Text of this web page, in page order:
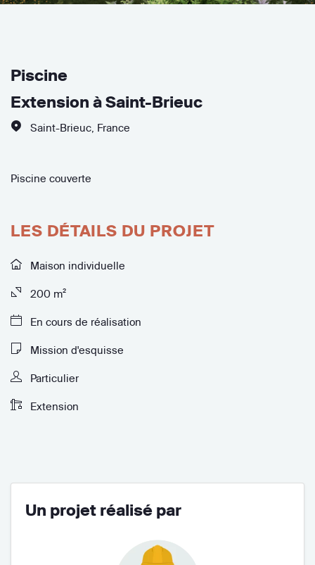
Piscine
Extension à Saint-Brieuc
Saint-Brieuc France
Piscine couverte
LES DÉTAILS DU PROJET
Maison individuelle
200 m²
En cours de réalisation
Mission d'esquisse
Particulier
Extension
Un projet réalisé par